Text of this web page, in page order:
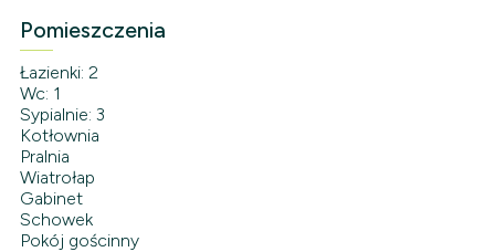
Pomieszczenia
Łazienki: 2
Wc: 1
Sypialnie: 3
Kotłownia
Pralnia
Wiatrołap
Gabinet
Schowek
Pokój gościnny